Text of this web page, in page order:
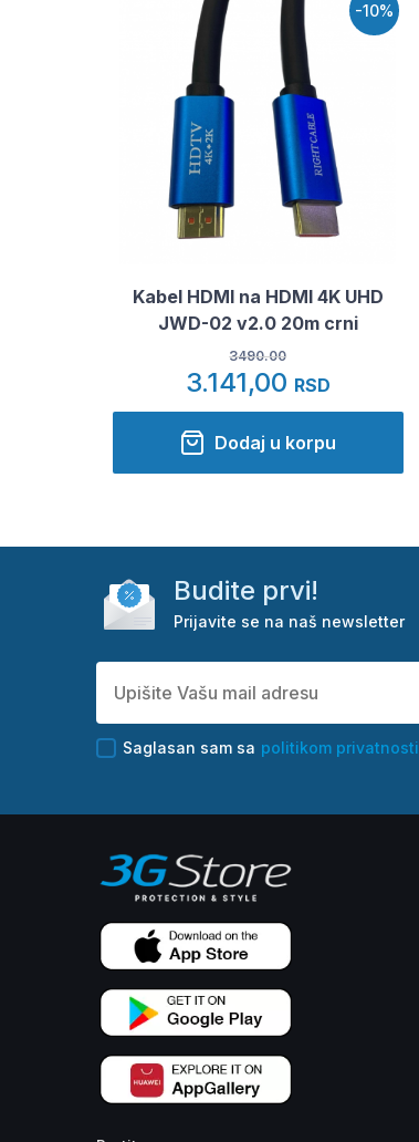
-10%
Kabel HDMI na HDMI 4K UHD
JWD-02 v2.0 20m crni
3490.00
3.141,00 RSD
Dodaj u korpu
Budite prvi!
Prijavite se na naš newsletter
Saglasan sam sa politikom privatnosti